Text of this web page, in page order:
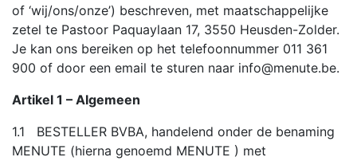
of ‘wij/ons/onze’) beschreven, met maatschappelijke
zetel te Pastoor Paquaylaan 17, 3550 Heusden-Zolder.
Je kan ons bereiken op het telefoonnummer 011 361
900 of door een email te sturen naar info@menute.be.
Artikel 1 – Algemeen
1.1 BESTELLER BVBA, handelend onder de benaming
MENUTE (hierna genoemd MENUTE ) met